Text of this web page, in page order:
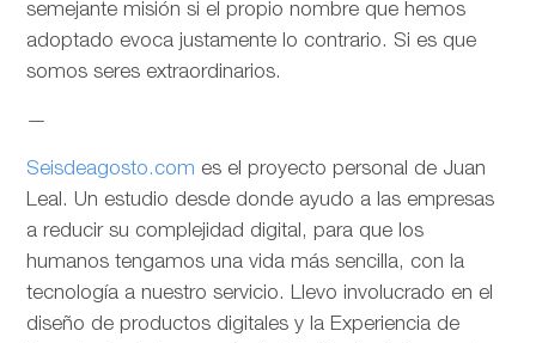
semejante misión si el propio nombre que hemos
adoptado evoca justamente lo contrario. Si es que
somos seres extraordinarios.
—
Seisdeagosto.com es el proyecto personal de Juan
Leal. Un estudio desde donde ayudo a las empresas
a reducir su complejidad digital, para que los
humanos tengamos una vida más sencilla, con la
tecnología a nuestro servicio. Llevo involucrado en el
diseño de productos digitales y la Experiencia de